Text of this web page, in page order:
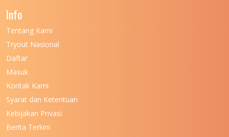
UNIVERSITAS NEGERI KHAIRUN
UNIVERSITAS NEGERI MANADO
UNIVERSITAS NEGERI MEDAN
UNIVERSITAS NEGERI PADANG
Info
Tentang Kami
Tryout Nasional
Daftar
Masuk
Kontak Kami
Syarat dan Ketentuan
Kebijakan Privasi
Berita Terkini